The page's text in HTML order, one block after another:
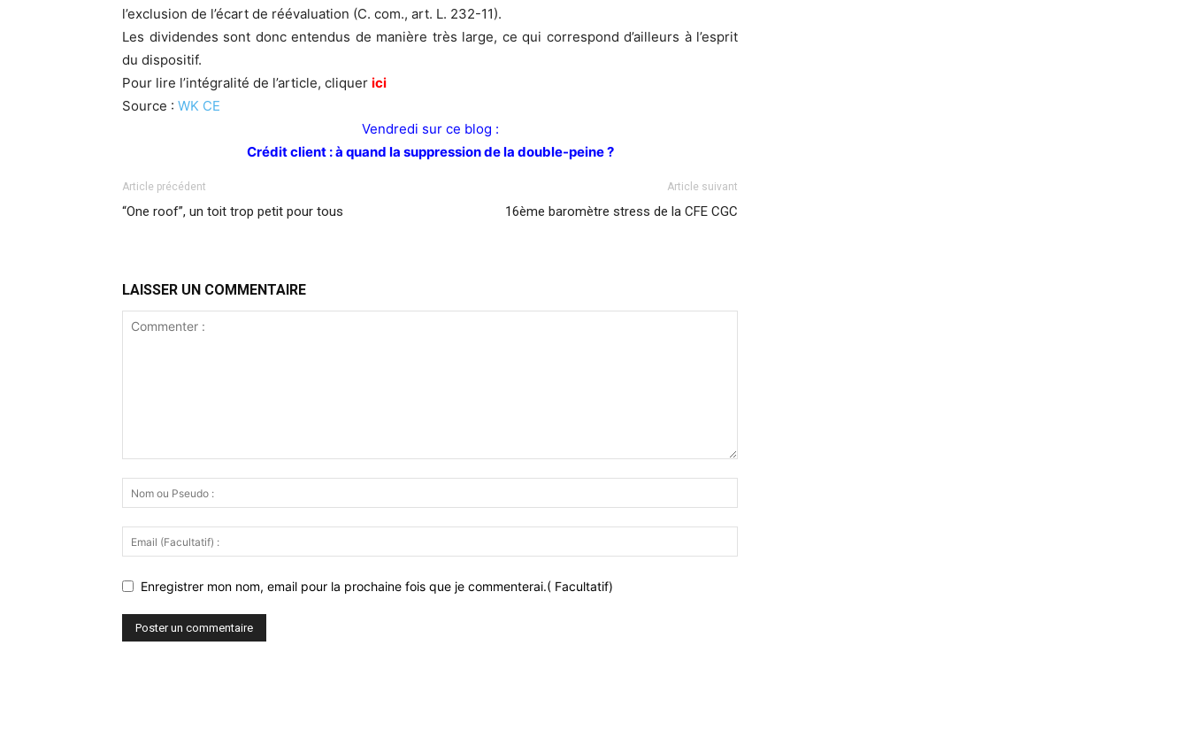
l’exclusion de l’écart de réévaluation (C. com., art. L. 232-11).
Les dividendes sont donc entendus de manière très large, ce qui correspond d’ailleurs à l’esprit
du dispositif.
Pour lire l’intégralité de l’article, cliquer ici
Source : WK CE
Vendredi sur ce blog :
Crédit client : à quand la suppression de la double-peine ?
Article précédent
“One roof”, un toit trop petit pour tous
Article suivant
16ème baromètre stress de la CFE CGC
LAISSER UN COMMENTAIRE
Enregistrer mon nom, email pour la prochaine fois que je commenterai.( Facultatif)